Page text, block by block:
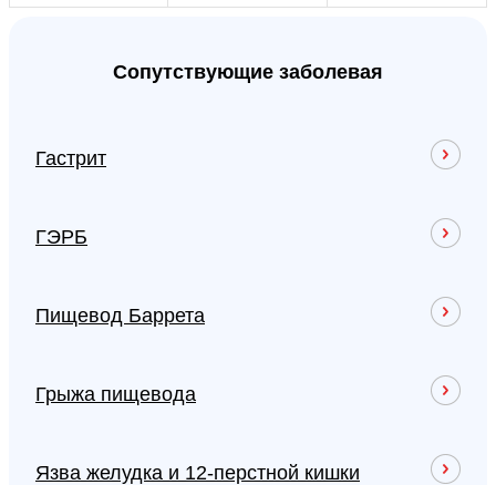
Сопутствующие заболевая
Гастрит
ГЭРБ
Пищевод Баррета
Грыжа пищевода
Язва желудка и 12-перстной кишки